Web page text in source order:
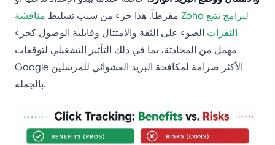
مفرطاً. هذا جزء من سبب تسليط مناقشة Zoho لبرامج تتبع
النقرات الضوء على الثقة والامتثال وقابلية الوصول كجزء
مهمل من المحادثة، بما في ذلك التأثير التشغيلي لتوقعات
Google الأكثر صرامة لمكافحة البريد العشوائي للمرسلين
بالجملة.